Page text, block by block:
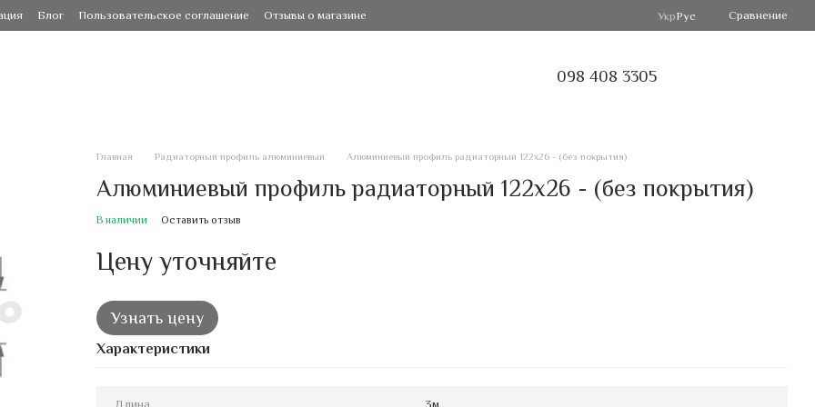
Блог Пользовательское соглашение Отзывы о магазине УкрРус Сравнение
098 408 3305
Главная Радиаторный профиль алюминиевый Алюминиевый профиль радиаторный 122х26 - (без покрытия)
Алюминиевый профиль радиаторный 122х26 - (без покрытия)
В наличии Оставить отзыв
Цену уточняйте
Узнать цену
Характеристики
Длина 3м